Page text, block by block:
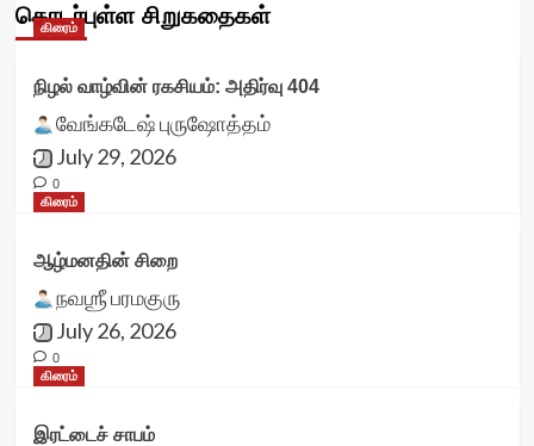
தொடர்புள்ள சிறுகதைகள்
கிரைம்
நிழல் வாழ்வின் ரகசியம்: அதிர்வு 404
வேங்கடேஷ் புருஷோத்தம்
July 29, 2026
0
கிரைம்
ஆழ்மனதின் சிறை
நவஶ்ரீ பரமகுரு
July 26, 2026
0
கிரைம்
இரட்டைச் சாபம்